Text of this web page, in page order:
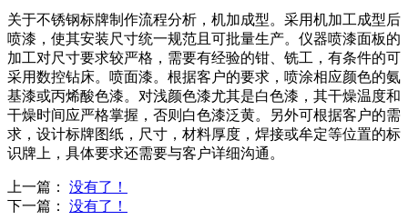
关于不锈钢标牌制作流程分析，机加成型。采用机加工成型后
喷漆，使其安装尺寸统一规范且可批量生产。仪器喷漆面板的
加工对尺寸要求较严格，需要有经验的钳、铣工，有条件的可
采用数控钻床。喷面漆。根据客户的要求，喷涂相应颜色的氨
基漆或丙烯酸色漆。对浅颜色漆尤其是白色漆，其干燥温度和
干燥时间应严格掌握，否则白色漆泛黄。另外可根据客户的需
求，设计标牌图纸，尺寸，材料厚度，焊接或牟定等位置的标
识牌上，具体要求还需要与客户详细沟通。
上一篇： 没有了！
下一篇： 没有了！